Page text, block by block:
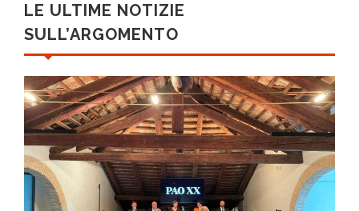
LE ULTIME NOTIZIE
SULL’ARGOMENTO